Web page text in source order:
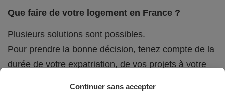
Que faire de votre logement en France ?
Plusieurs solutions sont possibles.
Pour prendre la bonne décision, tenez compte de la
durée de votre expatriation, de vos projets à votre
Continuer sans accepter